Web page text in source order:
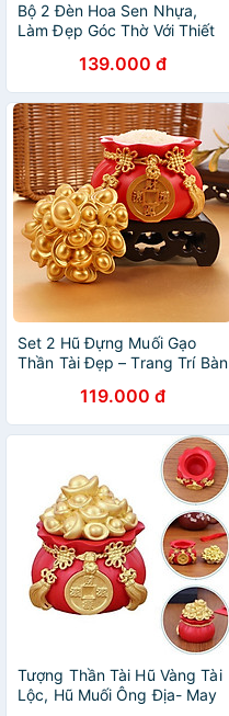
Bộ 2 Đèn Hoa Sen Nhựa,
Làm Đẹp Góc Thờ Với Thiết
139.000 đ
Set 2 Hũ Đựng Muối Gạo
Thần Tài Đẹp – Trang Trí Bàn
119.000 đ
Tượng Thần Tài Hũ Vàng Tài
Lộc, Hũ Muối Ông Địa- May